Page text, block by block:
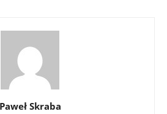
Paweł Skraba